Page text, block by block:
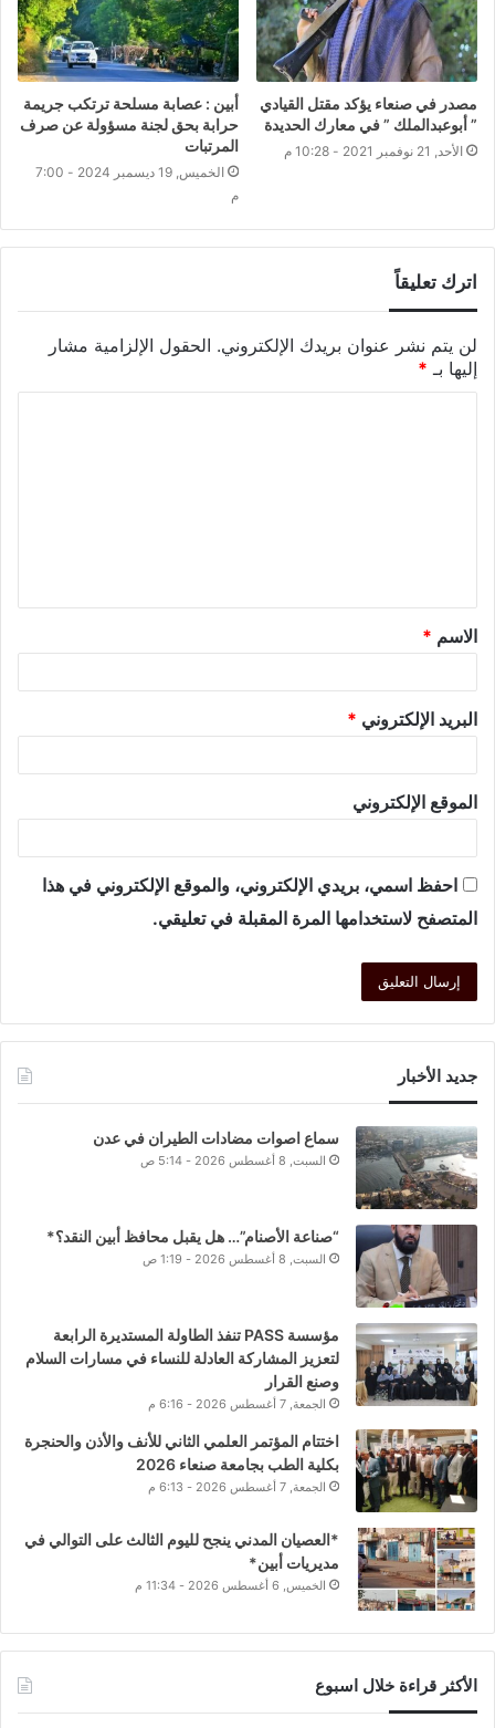
مصدر في صنعاء يؤكد مقتل القيادي
” أبوعبدالملك ” في معارك الحديدة
الأحد, 21 نوفمبر 2021 - 10:28 م
أبين : عصابة مسلحة ترتكب جريمة
حرابة بحق لجنة مسؤولة عن صرف
المرتبات
الخميس, 19 ديسمبر 2024 - 7:00
م
اترك تعليقاً
لن يتم نشر عنوان بريدك الإلكتروني. الحقول الإلزامية مشار
إليها بـ *
الاسم *
البريد الإلكتروني *
الموقع الإلكتروني
احفظ اسمي، بريدي الإلكتروني، والموقع الإلكتروني في هذا
المتصفح لاستخدامها المرة المقبلة في تعليقي.
جديد الأخبار
سماع اصوات مضادات الطيران في عدن
السبت, 8 أغسطس 2026 - 5:14 ص
“صناعة الأصنام”… هل يقبل محافظ أبين النقد؟*
السبت, 8 أغسطس 2026 - 1:19 ص
مؤسسة PASS تنفذ الطاولة المستديرة الرابعة
لتعزيز المشاركة العادلة للنساء في مسارات السلام
وصنع القرار
الجمعة, 7 أغسطس 2026 - 6:16 م
اختتام المؤتمر العلمي الثاني للأنف والأذن والحنجرة
بكلية الطب بجامعة صنعاء 2026
الجمعة, 7 أغسطس 2026 - 6:13 م
*العصيان المدني ينجح لليوم الثالث على التوالي في
مديريات أبين*
الخميس, 6 أغسطس 2026 - 11:34 م
الأكثر قراءة خلال اسبوع